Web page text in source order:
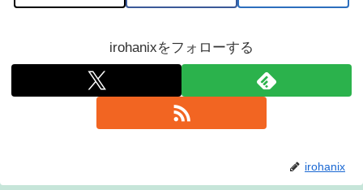
irohanixをフォローする
irohanix